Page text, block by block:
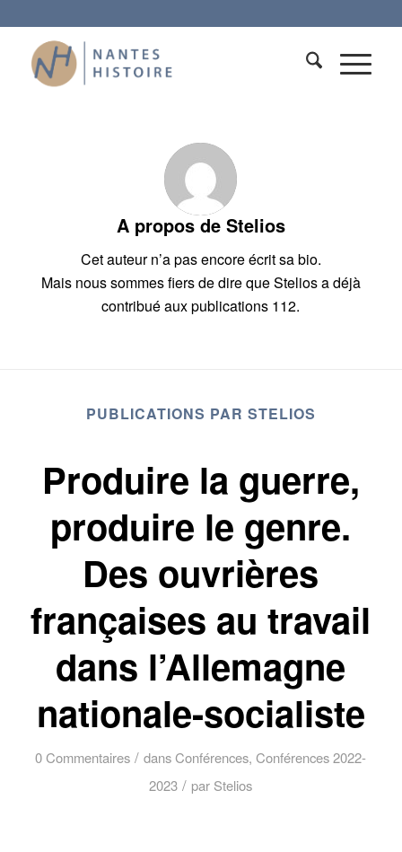
A propos de Stelios
Cet auteur n’a pas encore écrit sa bio.
Mais nous sommes fiers de dire queSteliosa déjà
contribué aux publications 112.
PUBLICATIONS PAR STELIOS
Produire la guerre,
produire le genre.
Des ouvrières
françaises au travail
dans l’Allemagne
nationale-socialiste
0 Commentaires / dansConférences,Conférences 2022-
2023 / par Stelios